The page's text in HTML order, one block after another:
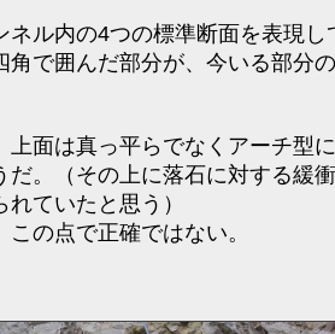
ネル内の4つの標準断面を表現し
角で囲んだ部分が、今いる部分
上面は真っ平らでなくアーチ型
だ。（その上に落石に対する緩
ていたと思う）
の点で正確ではない。